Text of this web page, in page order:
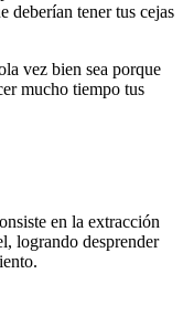
deberían tener tus cejas
vez bien sea porque
mucho tiempo tus
en la extracción
logrando desprender